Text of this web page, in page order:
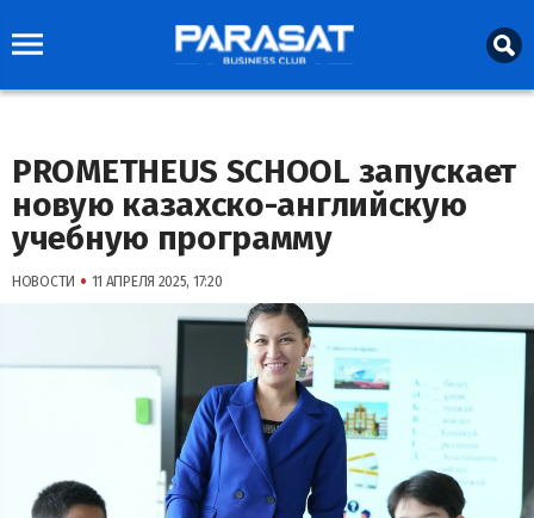
PROMETHEUS SCHOOL запускает
новую казахско-английскую
учебную программу
НОВОСТИ • 11 АПРЕЛЯ 2025, 17:20